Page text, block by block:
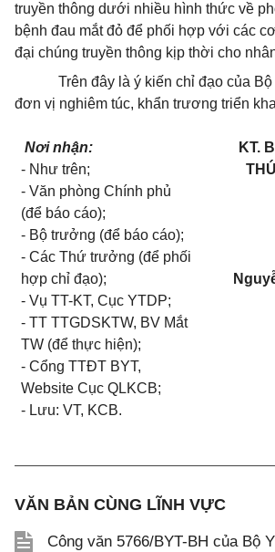
truyền thông dưới nhiều hình thức về
bệnh đau mắt đỏ để phối hợp với các
đại chúng truyền thông kịp thời cho
Trên đây là ý kiến chỉ đạo của
đơn vị nghiêm túc, khẩn trương triển
Nơi nhận:
- Như trên;
- Văn phòng Chính phủ
(để báo cáo);
- Bộ trưởng (để báo cáo);
- Các Thứ trưởng (để phối
hợp chỉ đạo);
- Vụ TT-KT, Cục YTDP;
- TT TTGDSKTW, BV Mắt
TW (để thực hiện);
- Cổng TTĐT BYT,
Website Cục QLKCB;
- Lưu: VT, KCB.
KT.
VĂN BẢN CÙNG LĨNH VỰC
Công văn 5766/BYT-BH của Bộ